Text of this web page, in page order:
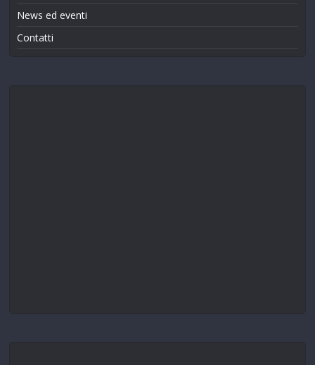
News ed eventi
Contatti